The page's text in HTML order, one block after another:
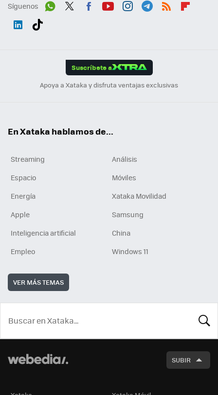
Síguenos
Suscríbete a
Apoya a Xataka y disfruta ventajas exclusivas
En Xataka hablamos de...
Streaming
Análisis
Espacio
Móviles
Energía
Xataka Movilidad
Apple
Samsung
Inteligencia artificial
China
Empleo
Windows 11
VER MÁS TEMAS
SUBIR